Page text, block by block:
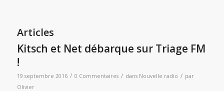
Articles
Kitsch et Net débarque sur Triage FM
!
19 septembre 2016 / 0 Commentaires / dans Nouvelle radio / par
Olivier